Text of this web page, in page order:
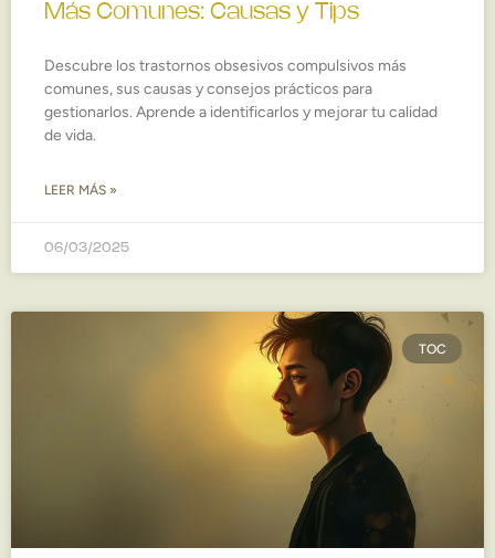
Más Comunes: Causas y Tips
Descubre los trastornos obsesivos compulsivos más
comunes, sus causas y consejos prácticos para
gestionarlos. Aprende a identificarlos y mejorar tu calidad
de vida.
LEER MÁS »
06/03/2025
TOC